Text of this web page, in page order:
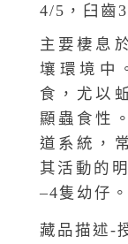
4/5，臼齒
主要棲息
壤環境中
食，尤以
顯蟲食性
道系統，
其活動的
–4隻幼仔。
藏品描述-